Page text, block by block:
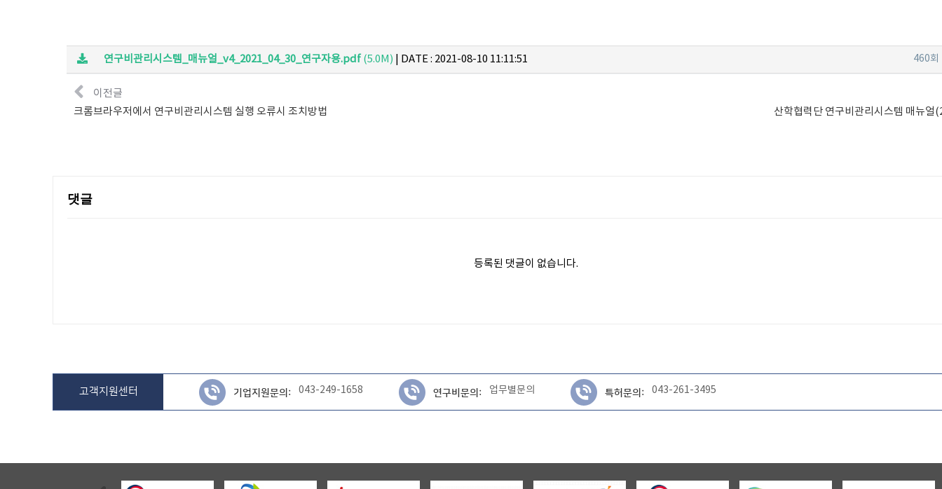
연구비관리시스템_매뉴얼_v4_2021_04_30_연구자용.pdf (5.0M) 460회
DATE : 2021-08-10 11:11:51
이전글
크롬브라우저에서 연구비관리시스템 실행 오류시 조치방법
산학협력단 연구비관리시스템 매뉴얼
댓글
등록된 댓글이 없습니다.
고객지원센터 기업지원문의: 043-249-1658 연구비문의: 업무별문의 특허문의: 043-261-3495